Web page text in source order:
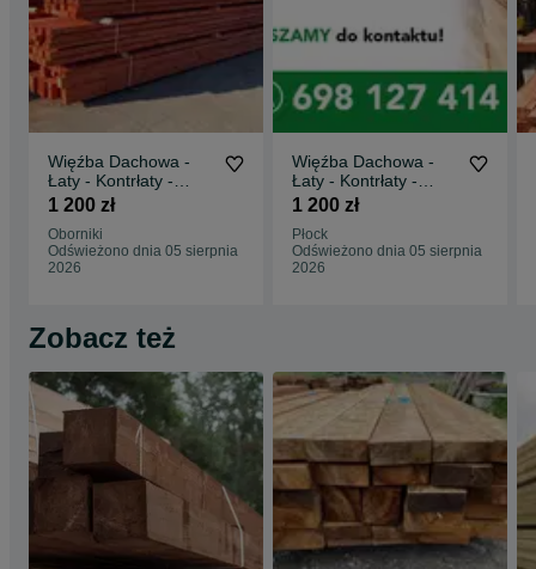
Więźba Dachowa -
Łaty - Kontrłaty -
CENA Z
1 200 zł
Oborniki
Odświeżono dnia 05 sierpnia
2026
Więźba Dachowa -
Łaty - Kontrłaty -
CENA Z
1 200 zł
Płock
Odświeżono dnia 05 sierpnia
2026
Zobacz też